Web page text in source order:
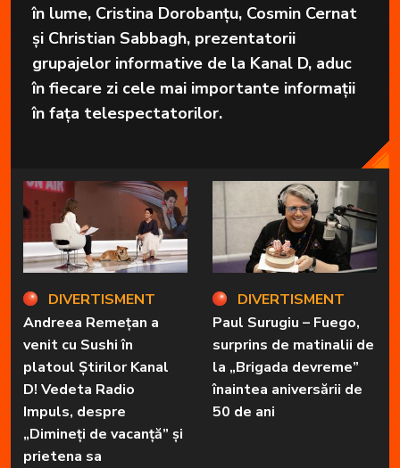
în lume, Cristina Dorobanțu, Cosmin Cernat
și Christian Sabbagh, prezentatorii
grupajelor informative de la Kanal D, aduc
în fiecare zi cele mai importante informații
în fața telespectatorilor.
DIVERTISMENT
Andreea Remețan a
venit cu Sushi în
platoul Știrilor Kanal
D! Vedeta Radio
Impuls, despre
„Dimineți de vacanță” și
prietena sa
DIVERTISMENT
Paul Surugiu – Fuego,
surprins de matinalii de
la „Brigada devreme”
înaintea aniversării de
50 de ani